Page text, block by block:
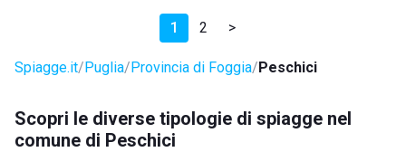
1 2 >
Spiagge.it Puglia Provincia di Foggia Peschici
Scopri le diverse tipologie di spiagge nel
comune di Peschici